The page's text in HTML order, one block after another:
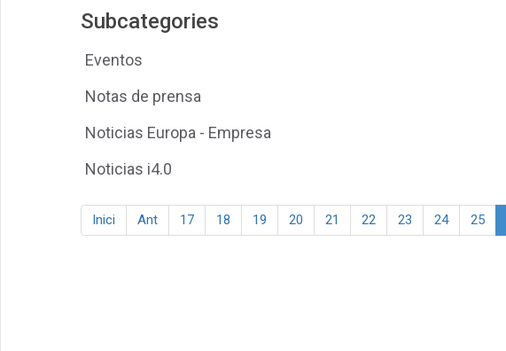
Subcategories
Eventos
Notas de prensa
Noticias Europa - Empresa
Noticias i4.0
Inici Ant 17 18 19 20 21 22 23 24 25